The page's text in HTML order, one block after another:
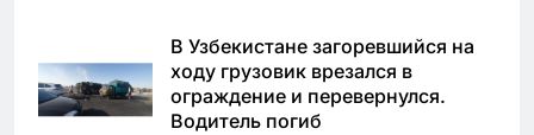
В Узбекистане загоревшийся на
ходу грузовик врезался в
ограждение и перевернулся.
Водитель погиб